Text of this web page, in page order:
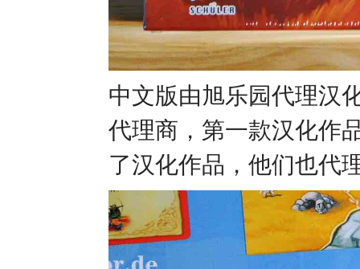
中文版由旭乐园代理汉
代理商，第一款汉化作
了汉化作品，他们也代